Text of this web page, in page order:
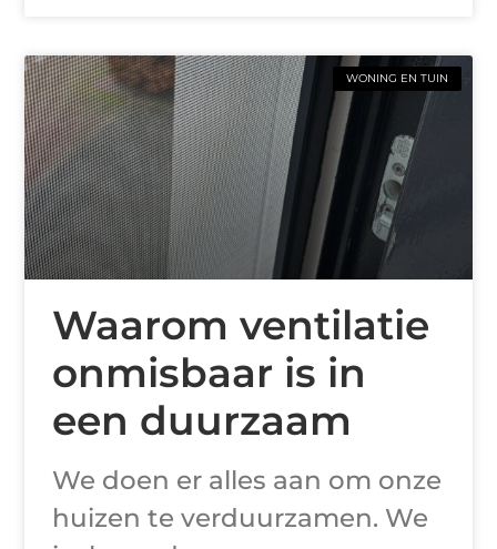
WONING EN TUIN
Waarom ventilatie
onmisbaar is in
een duurzaam
We doen er alles aan om onze
huizen te verduurzamen. We